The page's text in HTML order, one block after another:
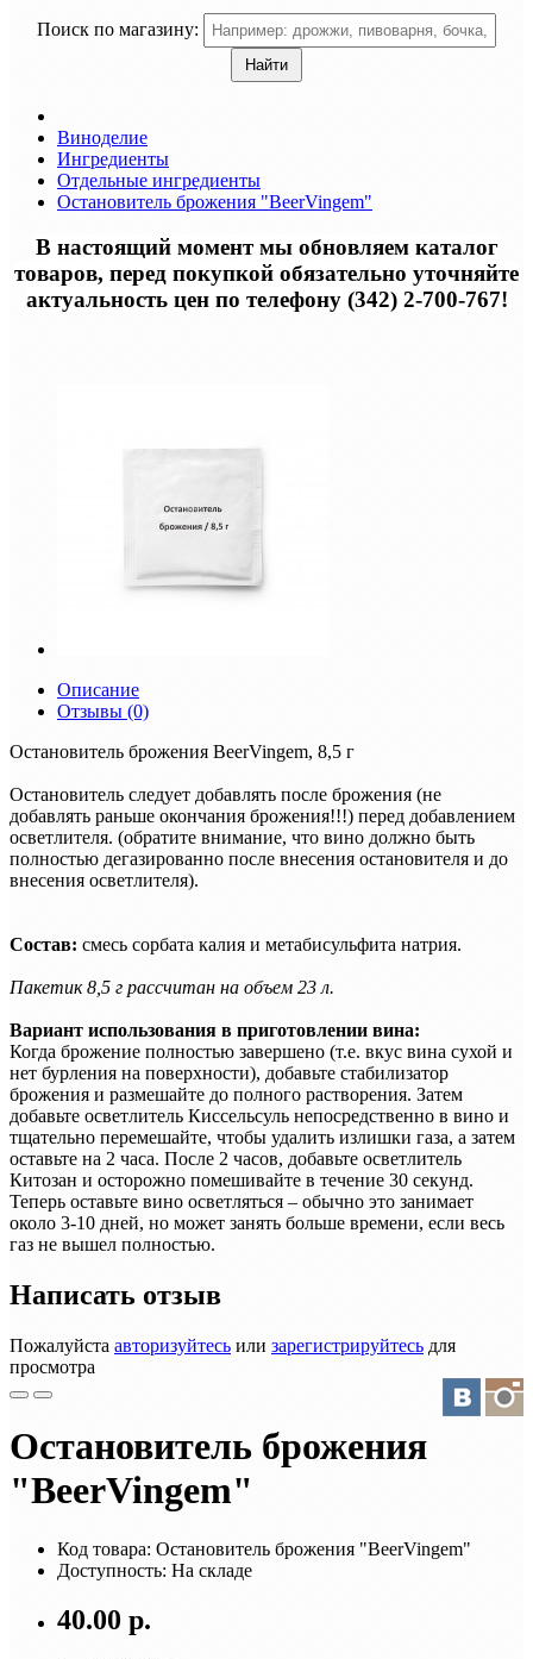
Поиск по магазину:
Виноделие
Ингредиенты
Отдельные ингредиенты
Остановитель брожения "BeerVingem"
В настоящий момент мы обновляем каталог
товаров, перед покупкой обязательно уточняйте
актуальность цен по телефону (342) 2-700-767!
Описание
Отзывы (0)
Остановитель брожения BeerVingem, 8,5 г
Остановитель следует добавлять после брожения (не
добавлять раньше окончания брожения!!!) перед добавлением
осветлителя. (обратите внимание, что вино должно быть
полностью дегазированно после внесения остановителя и до
внесения осветлителя).
Состав: смесь сорбата калия и метабисульфита натрия.
Пакетик 8,5 г рассчитан на объем 23 л.
Вариант использования в приготовлении вина:
Когда брожение полностью завершено (т.е. вкус вина сухой и
нет бурления на поверхности), добавьте стабилизатор
брожения и размешайте до полного растворения. Затем
добавьте осветлитель Киссельсуль непосредственно в вино и
тщательно перемешайте, чтобы удалить излишки газа, а затем
оставьте на 2 часа. После 2 часов, добавьте осветлитель
Китозан и осторожно помешивайте в течение 30 секунд.
Теперь оставьте вино осветляться – обычно это занимает
около 3-10 дней, но может занять больше времени, если весь
газ не вышел полностью.
Написать отзыв
Пожалуйста авторизуйтесь или зарегистрируйтесь для
просмотра
Остановитель брожения
"BeerVingem"
Код товара: Остановитель брожения "BeerVingem"
Доступность: На складе
40.00 р.